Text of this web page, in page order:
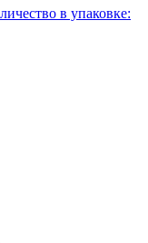
в упаковке: